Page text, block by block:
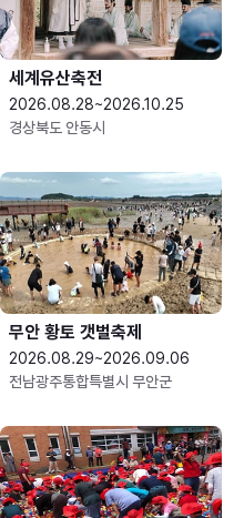
세계유산축전
2026.08.28~2026.10.25
경상북도 안동시
무안 황토 갯벌축제
2026.08.29~2026.09.06
전남광주통합특별시 무안군